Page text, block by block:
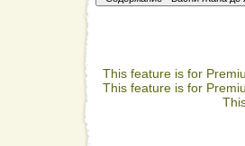
This feature is for
This feature is for